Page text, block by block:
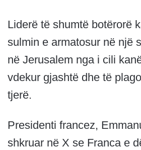
Liderë të shumtë botërorë
sulmin e armatosur në një
në Jerusalem nga i cili
vdekur gjashtë dhe të
tjerë.
Presidenti francez,
shkruar në X se Franca e